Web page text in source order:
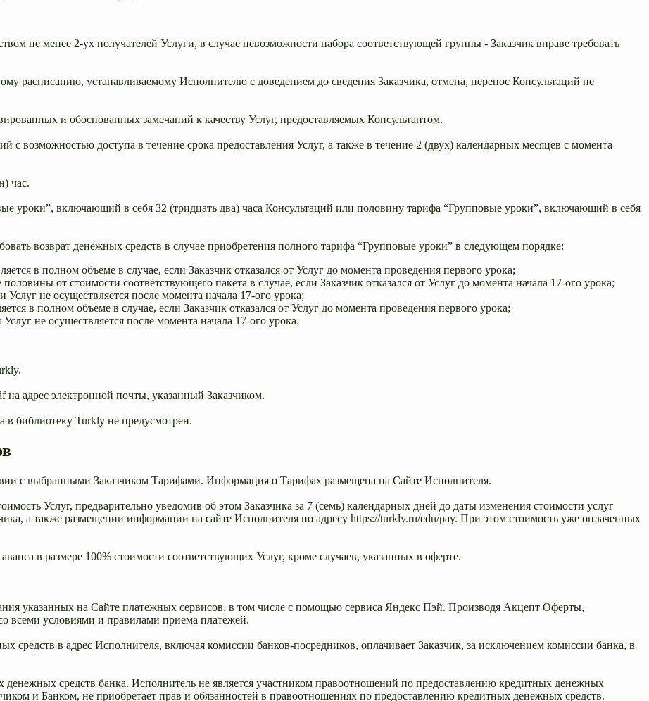
не менее 2-ух получателей Услуги, в случае невозможности набора соответствующей группы - Заказчик вправе требовать
расписанию, устанавливаемому Исполнителю с доведением до сведения Заказчика, отмена, перенос Консультаций не
и обоснованных замечаний к качеству Услуг, предоставляемых Консультантом.
с возможностью доступа в течение срока предоставления Услуг, а также в течение 2 (двух) календарных месяцев с момента
час.
уроки”, включающий в себя 32 (тридцать два) часа Консультаций или половину тарифа “Групповые уроки”, включающий в себя
возврат денежных средств в случае приобретения полного тарифа “Групповые уроки” в следующем порядке:
в полном объеме в случае, если Заказчик отказался от Услуг до момента проведения первого урока;
от стоимости соответствующего пакета в случае, если Заказчик отказался от Услуг до момента начала 17-ого урока;
не осуществляется после момента начала 17-ого урока;
в полном объеме в случае, если Заказчик отказался от Услуг до момента проведения первого урока;
не осуществляется после момента начала 17-ого урока.
адрес электронной почты, указанный Заказчиком.
в библиотеку Turkly не предусмотрен.
с выбранными Заказчиком Тарифами. Информация о Тарифах размещена на Сайте Исполнителя.
Услуг, предварительно уведомив об этом Заказчика за 7 (семь) календарных дней до даты изменения стоимости услуг
а также размещении информации на сайте Исполнителя по адресу https://turkly.ru/edu/pay. При этом стоимость уже оплаченных
в размере 100% стоимости соответствующих Услуг, кроме случаев, указанных в оферте.
указанных на Сайте платежных сервисов, в том числе с помощью сервиса Яндекс Пэй. Производя Акцепт Оферты,
всеми условиями и правилами приема платежей.
средств в адрес Исполнителя, включая комиссии банков-посредников, оплачивает Заказчик, за исключением комиссии банка, в
средств банка. Исполнитель не является участником правоотношений по предоставлению кредитных денежных
и Банком, не приобретает прав и обязанностей в правоотношениях по предоставлению кредитных денежных средств.